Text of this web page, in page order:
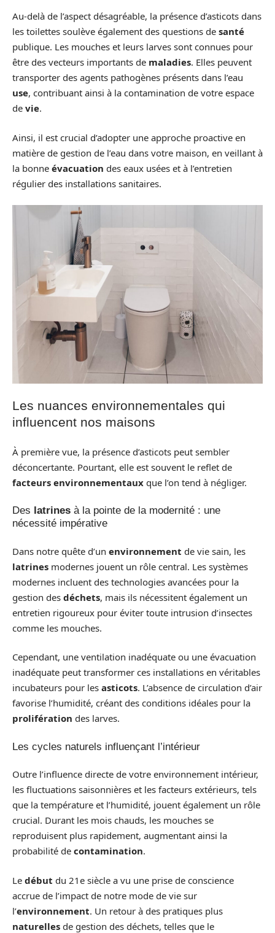
Au-delà de l’aspect désagréable, la présence d’asticots dans
les toilettes soulève également des questions de santé
publique. Les mouches et leurs larves sont connues pour
être des vecteurs importants de maladies. Elles peuvent
transporter des agents pathogènes présents dans l’eau
use, contribuant ainsi à la contamination de votre espace
de vie.
Ainsi, il est crucial d’adopter une approche proactive en
matière de gestion de l’eau dans votre maison, en veillant à
la bonne évacuation des eaux usées et à l’entretien
régulier des installations sanitaires.
Les nuances environnementales qui
influencent nos maisons
À première vue, la présence d’asticots peut sembler
déconcertante. Pourtant, elle est souvent le reflet de
facteurs environnementaux que l’on tend à négliger.
Des latrines à la pointe de la modernité : une
nécessité impérative
Dans notre quête d’un environnement de vie sain, les
latrines modernes jouent un rôle central. Les systèmes
modernes incluent des technologies avancées pour la
gestion des déchets, mais ils nécessitent également un
entretien rigoureux pour éviter toute intrusion d’insectes
comme les mouches.
Cependant, une ventilation inadéquate ou une évacuation
inadéquate peut transformer ces installations en véritables
incubateurs pour les asticots. L’absence de circulation d’air
favorise l’humidité, créant des conditions idéales pour la
prolifération des larves.
Les cycles naturels influençant l’intérieur
Outre l’influence directe de votre environnement intérieur,
les fluctuations saisonnières et les facteurs extérieurs, tels
que la température et l’humidité, jouent également un rôle
crucial. Durant les mois chauds, les mouches se
reproduisent plus rapidement, augmentant ainsi la
probabilité de contamination.
Le début du 21e siècle a vu une prise de conscience
accrue de l’impact de notre mode de vie sur
l’environnement. Un retour à des pratiques plus
naturelles de gestion des déchets, telles que le